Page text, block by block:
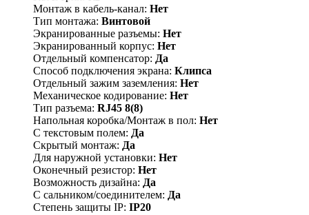
Монтаж в кабель-канал: Нет
Тип монтажа: Винтовой
Экранированные разъемы: Нет
Экранированный корпус: Нет
Отдельный компенсатор: Да
Способ подключения экрана: Клипса
Отдельный зажим заземления: Нет
Механическое кодирование: Нет
Тип разъема: RJ45 8(8)
Напольная коробка/Монтаж в пол: Нет
С текстовым полем: Да
Скрытый монтаж: Да
Для наружной установки: Нет
Оконечный резистор: Нет
Возможность дизайна: Да
С сальником/соединителем: Да
Степень защиты IP: IP20